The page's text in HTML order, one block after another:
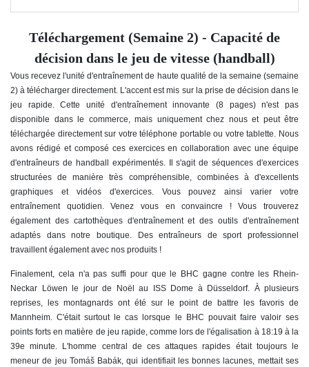
Téléchargement (Semaine 2) - Capacité de
décision dans le jeu de vitesse (handball)
Vous recevez l'unité d'entraînement de haute qualité de la semaine (semaine
2) à télécharger directement. L'accent est mis sur la prise de décision dans le
jeu rapide. Cette unité d'entraînement innovante (8 pages) n'est pas
disponible dans le commerce, mais uniquement chez nous et peut être
téléchargée directement sur votre téléphone portable ou votre tablette. Nous
avons rédigé et composé ces exercices en collaboration avec une équipe
d'entraîneurs de handball expérimentés. Il s'agit de séquences d'exercices
structurées de manière très compréhensible, combinées à d'excellents
graphiques et vidéos d'exercices. Vous pouvez ainsi varier votre
entraînement quotidien. Venez vous en convaincre ! Vous trouverez
également des cartothèques d'entraînement et des outils d'entraînement
adaptés dans notre boutique. Des entraîneurs de sport professionnel
travaillent également avec nos produits !
Finalement, cela n'a pas suffi pour que le BHC gagne contre les Rhein-
Neckar Löwen le jour de Noël au ISS Dome à Düsseldorf. À plusieurs
reprises, les montagnards ont été sur le point de battre les favoris de
Mannheim. C'était surtout le cas lorsque le BHC pouvait faire valoir ses
points forts en matière de jeu rapide, comme lors de l'égalisation à 18:19 à la
39e minute. L'homme central de ces attaques rapides était toujours le
meneur de jeu Tomáš Babák, qui identifiait les bonnes lacunes, mettait ses